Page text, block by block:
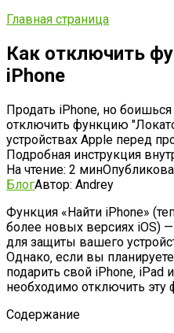
Главная страница
Как отключить
iPhone
Продать iPhone, но
отключить функцию
устройствах Apple перед
Подробная инструкция
На чтение: 2 мин
БлогАвтор: Andrey
Функция «Найти iPhone»
более новых версиях iOS)
для защиты вашего
Однако‚ если вы
подарить свой iPhone‚ iPad
необходимо отключить эту
Содержание